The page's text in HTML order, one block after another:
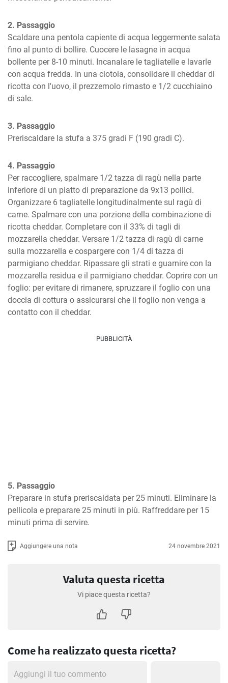
2. Passaggio
Scaldare una pentola capiente di acqua leggermente salata
fino al punto di bollire. Cuocere le lasagne in acqua
bollente per 8-10 minuti. Incanalare le tagliatelle e lavarle
con acqua fredda. In una ciotola, consolidare il cheddar di
ricotta con l'uovo, il prezzemolo rimasto e 1/2 cucchiaino
di sale.
3. Passaggio
Preriscaldare la stufa a 375 gradi F (190 gradi C).
4. Passaggio
Per raccogliere, spalmare 1/2 tazza di ragù nella parte
inferiore di un piatto di preparazione da 9x13 pollici.
Organizzare 6 tagliatelle longitudinalmente sul ragù di
carne. Spalmare con una porzione della combinazione di
ricotta cheddar. Completare con il 33% di tagli di
mozzarella cheddar. Versare 1/2 tazza di ragù di carne
sulla mozzarella e cospargere con 1/4 di tazza di
parmigiano cheddar. Ripassare gli strati e guarnire con la
mozzarella residua e il parmigiano cheddar. Coprire con un
foglio: per evitare di rimanere, spruzzare il foglio con una
doccia di cottura o assicurarsi che il foglio non venga a
contatto con il cheddar.
PUBBLICITÀ
5. Passaggio
Preparare in stufa preriscaldata per 25 minuti. Eliminare la
pellicola e preparare 25 minuti in più. Raffreddare per 15
minuti prima di servire.
Aggiungere una nota 24 novembre 2021
Valuta questa ricetta
Vi piace questa ricetta?
Come ha realizzato questa ricetta?